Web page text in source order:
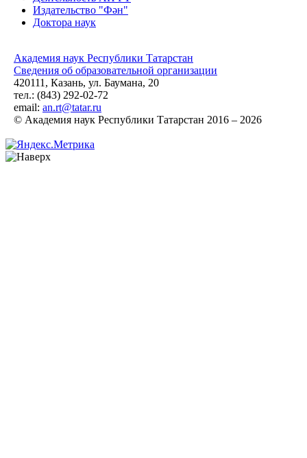
Издательство "Фән"
Доктора наук
Академия наук Республики Татарстан
Сведения об образовательной организации
420111, Казань, ул. Баумана, 20
тел.: (843) 292-02-72
email: an.rt@tatar.ru
© Академия наук Республики Татарстан 2016 – 2026